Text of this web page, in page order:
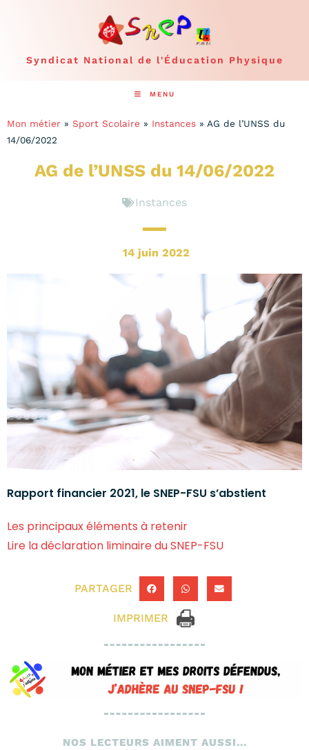
Syndicat National de l'Éducation Physique
MENU
Mon métier » Sport Scolaire » Instances » AG de l’UNSS du
14/06/2022
AG de l’UNSS du 14/06/2022
Instances
14 juin 2022
Rapport financier 2021, le SNEP-FSU s’abstient
Les principaux éléments à retenir
Lire la déclaration liminaire du SNEP-FSU
PARTAGER
IMPRIMER
NOS LECTEURS AIMENT AUSSI...